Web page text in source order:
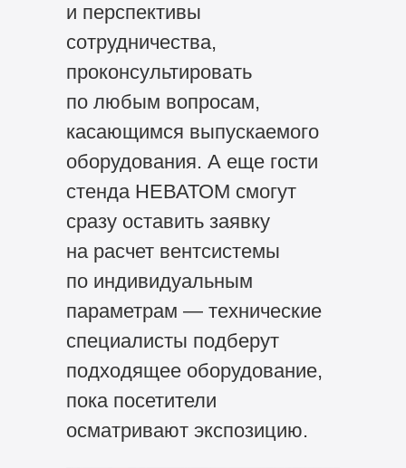
и перспективы
сотрудничества,
проконсультировать
по любым вопросам,
касающимся выпускаемого
оборудования. А еще гости
стенда НЕВАТОМ смогут
сразу оставить заявку
на расчет вентсистемы
по индивидуальным
параметрам — технические
специалисты подберут
подходящее оборудование,
пока посетители
осматривают экспозицию.